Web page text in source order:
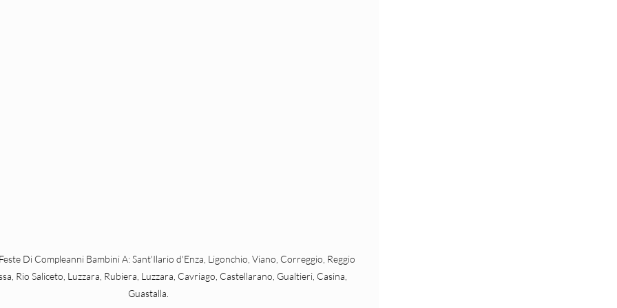
di feste ed eventi
Di Compleanni Bambini A: Sant'Ilario d'Enza, Ligonchio, Viano, Correggio, Reggio
Rio Saliceto, Luzzara, Rubiera, Luzzara, Cavriago, Castellarano, Gualtieri, Casina,
Guastalla.